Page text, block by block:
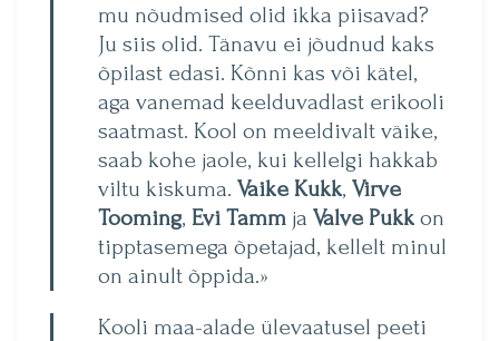
mu nõudmised olid ikka piisavad?
Ju siis olid. Tänavu ei jõudnud kaks
õpilast edasi. Kõnni kas või kätel,
aga vanemad keelduvadlast erikooli
saatmast. Kool on meeldivalt väike,
saab kohe jaole, kui kellelgi hakkab
viltu kiskuma. Vaike Kukk, Virve
Tooming, Evi Tamm ja Valve Pukk on
tipptasemega õpetajad, kellelt minul
on ainult õppida.»
Kooli maa-alade ülevaatusel peeti